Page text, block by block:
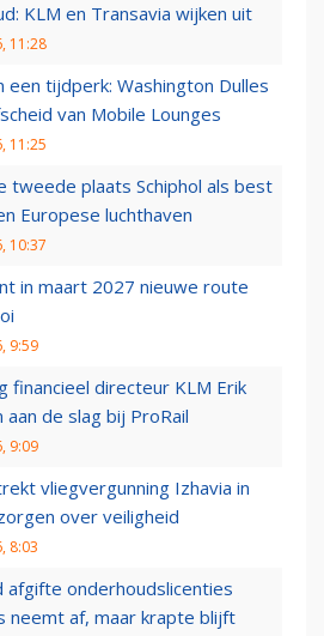
KLM en Transavia wijken uit
11:28
een tijdperk: Washington Dulles
van Mobile Lounges
11:25
tweede plaats Schiphol als best
Europese luchthaven
10:37
in maart 2027 nieuwe route
9:59
financieel directeur KLM Erik
aan de slag bij ProRail
9:09
vliegvergunning Izhavia in
over veiligheid
8:03
afgifte onderhoudslicenties
neemt af, maar krapte blijft